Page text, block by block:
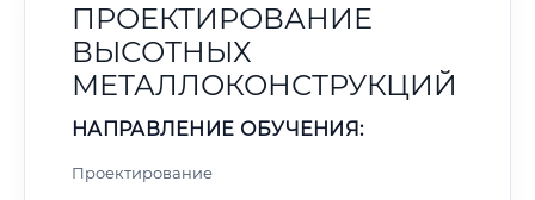
ПРОЕКТИРОВАНИЕ
ВЫСОТНЫХ
МЕТАЛЛОКОНСТРУКЦИЙ
НАПРАВЛЕНИЕ ОБУЧЕНИЯ:
Проектирование